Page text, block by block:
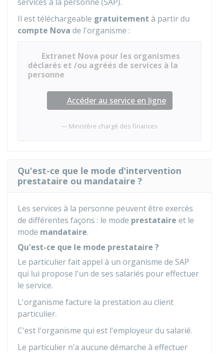
Il est téléchargeable gratuitement à partir du
compte Nova de l'organisme :
Extranet Nova pour les organismes
déclarés et /ou agréés de services à la
personne
Accéder au service en ligne
Ministère chargé des finances
Qu'est-ce que le mode d'intervention
prestataire ou mandataire ?
Les services à la personne peuvent être exercés
de différentes façons : le mode prestataire et le
mode mandataire.
Qu'est-ce que le mode prestataire ?
Le particulier fait appel à un organisme de SAP
qui lui propose l'un de ses salariés pour effectuer
le service.
L'organisme facture la prestation au client
particulier.
C'est l'organisme qui est l'employeur du salarié.
Le particulier n'a aucune démarche à effectuer